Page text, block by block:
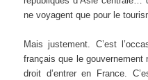
ne voyagent que pour le
Mais justement. C’est
français que le
droit d’entrer en France.